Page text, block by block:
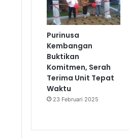
Purinusa
Kembangan
Buktikan
Komitmen, Serah
Terima Unit Tepat
Waktu
23 Februari 2025